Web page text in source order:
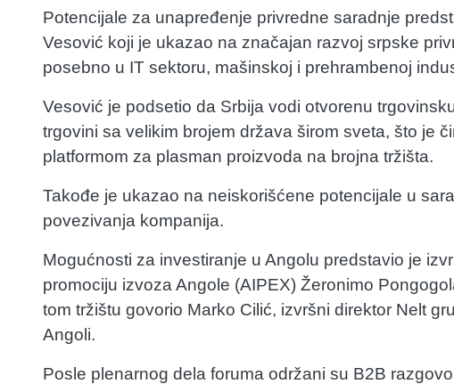
Potencijale za unapređenje privredne saradnje
Vesović koji je ukazao na značajan razvoj srpske
posebno u IT sektoru, mašinskoj i prehrambenoj
Vesović je podsetio da Srbija vodi otvorenu
trgovini sa velikim brojem država širom sveta, što je
platformom za plasman proizvoda na brojna tržišta.
Takođe je ukazao na neiskorišćene potencijale u
povezivanja kompanija.
Mogućnosti za investiranje u Angolu predstavio je
promociju izvoza Angole (AIPEX) Žeronimo
tom tržištu govorio Marko Cilić, izvršni direktor Nelt
Angoli.
Posle plenarnog dela foruma održani su B2B